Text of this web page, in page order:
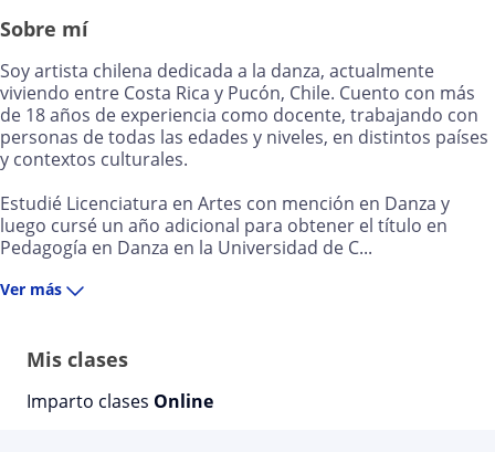
Sobre mí
Soy artista chilena dedicada a la danza, actualmente
viviendo entre Costa Rica y Pucón, Chile. Cuento con más
de 18 años de experiencia como docente, trabajando con
personas de todas las edades y niveles, en distintos países
y contextos culturales.
Estudié Licenciatura en Artes con mención en Danza y
luego cursé un año adicional para obtener el título en
Pedagogía en Danza en la Universidad de C...
Ver más
Mis clases
Imparto clases Online